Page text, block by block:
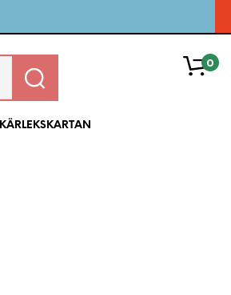
KÄRLEKSKARTAN
0